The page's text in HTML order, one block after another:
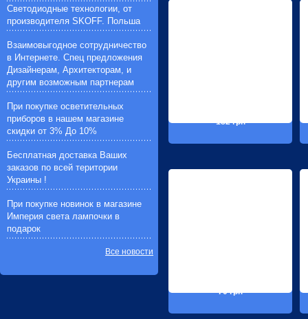
182 грн
70 грн
Светодиодные технологии, от
производителя SKOFF. Польша
Взаимовыгодное сотрудничество
в Интернете. Спец предложения
Дизайнерам, Архитекторам, и
другим возможным партнерам
При покупке осветительных
приборов в нашем магазине
скидки от 3% До 10%
Бесплатная доставка Ваших
заказов по всей територии
Украины !
При покупке новинок в магазине
Империя света лампочки в
подарок
Все новости